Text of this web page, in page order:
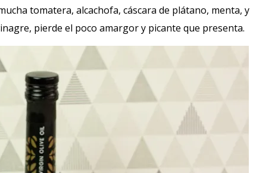
tomatera, alcachofa, cáscara de plátano, menta, y
pierde el poco amargor y picante que presenta.